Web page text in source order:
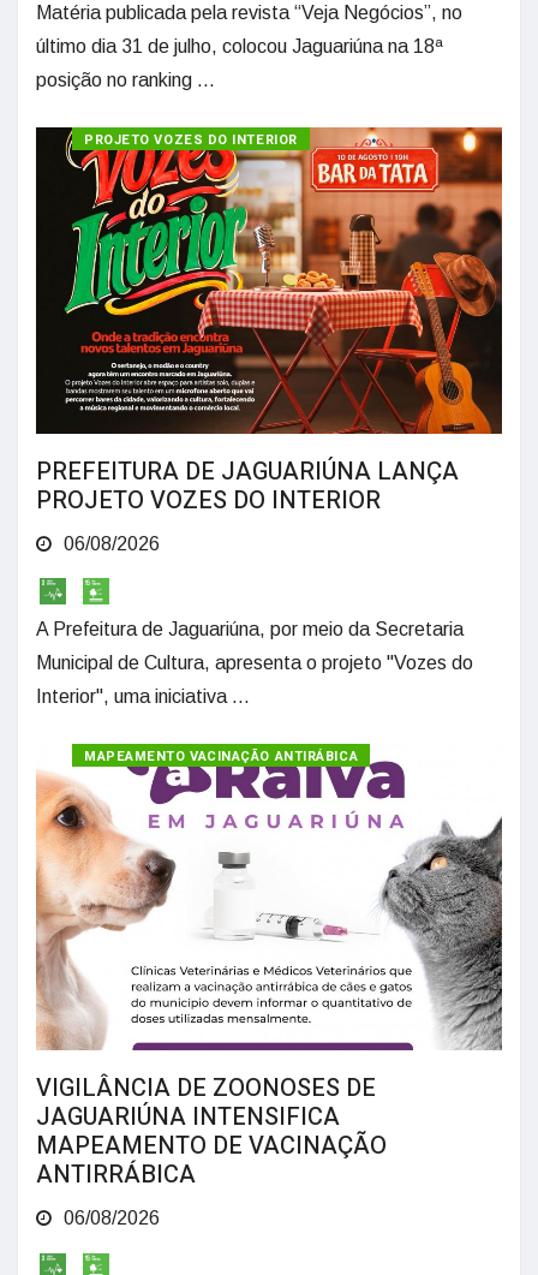
Matéria publicada pela revista “Veja Negócios”, no
último dia 31 de julho, colocou Jaguariúna na 18ª
posição no ranking ...
PROJETO VOZES DO INTERIOR
PREFEITURA DE JAGUARIÚNA LANÇA
PROJETO VOZES DO INTERIOR
06/08/2026
A Prefeitura de Jaguariúna, por meio da Secretaria
Municipal de Cultura, apresenta o projeto "Vozes do
Interior", uma iniciativa ...
MAPEAMENTO VACINAÇÃO ANTIRÁBICA
VIGILÂNCIA DE ZOONOSES DE
JAGUARIÚNA INTENSIFICA
MAPEAMENTO DE VACINAÇÃO
ANTIRRÁBICA
06/08/2026